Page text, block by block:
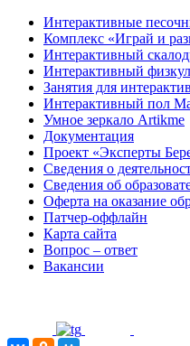
Интерактивные
Комплекс «Играй и
Интерактивный
Интерактивный
Занятия для
Интерактивный пол
Умное зеркало Artikme
Документация
Проект «Эксперты
Сведения о
Сведения об
Оферта на оказание
Патчер-оффлайн
Карта сайта
Вопрос – ответ
Вакансии